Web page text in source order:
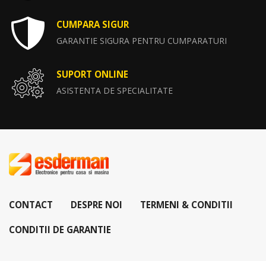
CUMPARA SIGUR
GARANTIE SIGURA PENTRU CUMPARATURI
SUPORT ONLINE
ASISTENTA DE SPECIALITATE
CONTACT DESPRE NOI TERMENI & CONDITII
CONDITII DE GARANTIE